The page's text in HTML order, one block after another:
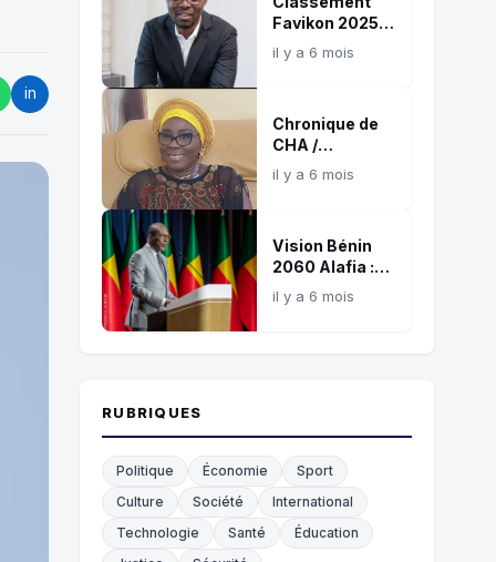
in
Favikon 2025 :
Serges
Nonvignon, une
l’influence
digitale
africaine
il y a 6 mois
Chronique de
CHA /
L’éthique, ce
juge silencieux
il y a 6 mois
Vision Bénin
2060 Alafia :
Une boussole
commune pour
il y a 6 mois
RUBRIQUES
Politique Économie
Sport
Culture
Société
International
Technologie
Santé
Éducation